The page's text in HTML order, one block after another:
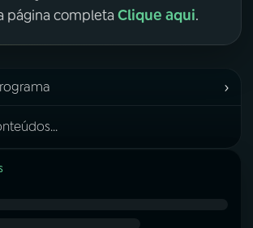
página completa Clique aqui.
›